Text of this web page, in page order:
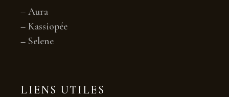
–Aura
–Kassiopée
– Selene
LIENS UTILES